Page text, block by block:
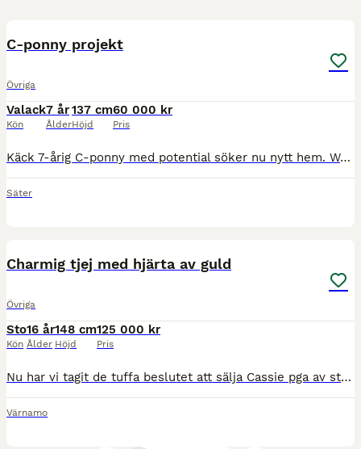
C-ponny projekt
Övriga
Valack
Kön
7 år
Ålder
137 cm
Höjd
60 000 kr
Pris
Käck 7-årig C-ponny med potential söker nu nytt hem. Woody (eller Walle som vi kallar honom) köpte vi från ridskola då den miljön inte passade honom, där har han lagt till med olater i ridningen och n
Säter
Charmig tjej med hjärta av guld
Övriga
Sto
Kön
16 år
Ålder
148 cm
Höjd
125 000 kr
Pris
Nu har vi tagit de tuffa beslutet att sälja Cassie pga av studier. Vi har ägt cassie i 4 år . Hon är super snäll i all hantering. Står helt still vid skoning, klippning m.m På nya platser är hon helt
Värnamo